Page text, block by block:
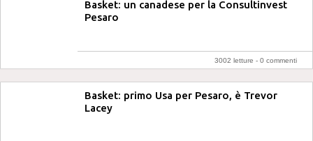
Basket: un canadese per la Consultinvest
Pesaro
3002 letture - 0 commenti
Basket: primo Usa per Pesaro, è Trevor
Lacey